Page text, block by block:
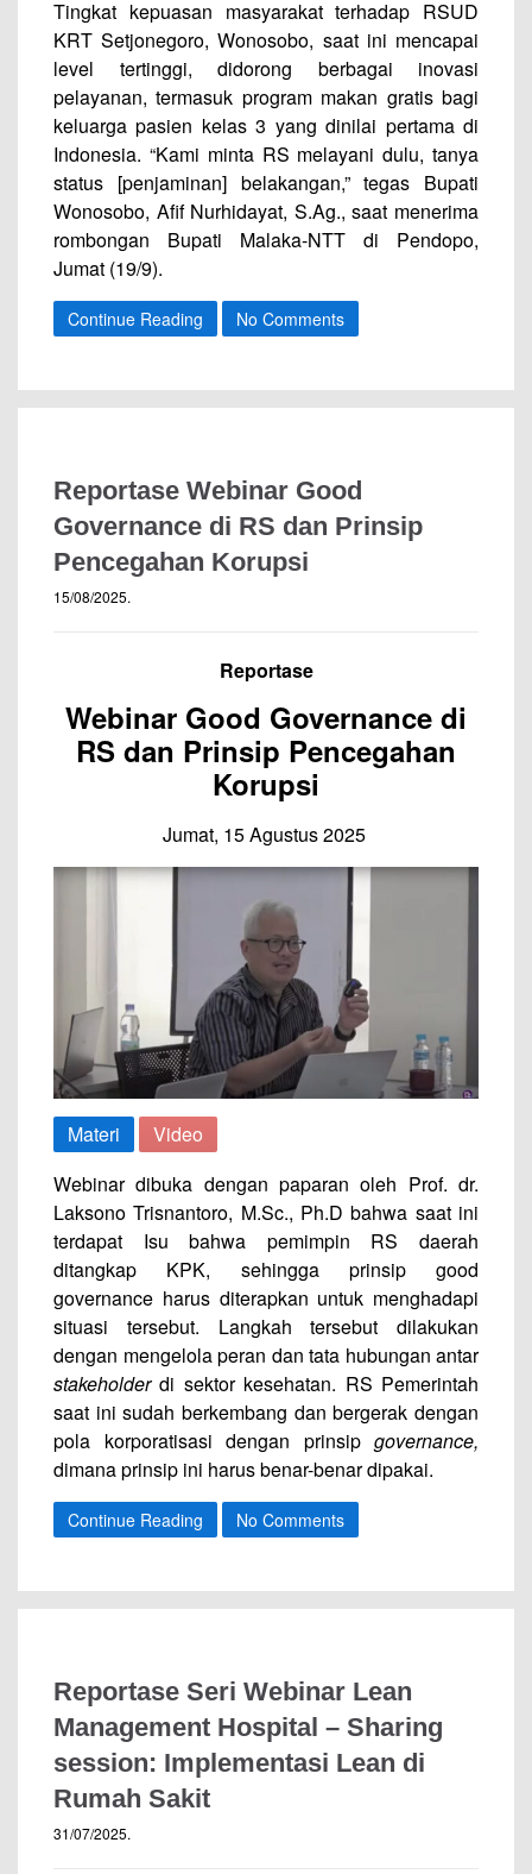
Tingkat kepuasan masyarakat terhadap RSUD
KRT Setjonegoro, Wonosobo, saat ini mencapai
level tertinggi, didorong berbagai inovasi
pelayanan, termasuk program makan gratis bagi
keluarga pasien kelas 3 yang dinilai pertama di
Indonesia. “Kami minta RS melayani dulu, tanya
status [penjaminan] belakangan,” tegas Bupati
Wonosobo, Afif Nurhidayat, S.Ag., saat menerima
rombongan Bupati Malaka-NTT di Pendopo,
Jumat (19/9).
Continue Reading No Comments
Reportase Webinar Good
Governance di RS dan Prinsip
Pencegahan Korupsi
15/08/2025.
Reportase
Webinar Good Governance di
RS dan Prinsip Pencegahan
Korupsi
Jumat, 15 Agustus 2025
Materi
Video
Webinar dibuka dengan paparan oleh Prof. dr.
Laksono Trisnantoro, M.Sc., Ph.D bahwa saat ini
terdapat Isu bahwa pemimpin RS daerah
ditangkap KPK, sehingga prinsip good
governance harus diterapkan untuk menghadapi
situasi tersebut. Langkah tersebut dilakukan
dengan mengelola peran dan tata hubungan antar
stakeholderdi sektor kesehatan. RS Pemerintah
saat ini sudah berkembang dan bergerak dengan
pola korporatisasi dengan prinsip governance,
dimana prinsip ini harus benar-benar dipakai.
Continue Reading No Comments
Reportase Seri Webinar Lean
Management Hospital – Sharing
session: Implementasi Lean di
Rumah Sakit
31/07/2025.